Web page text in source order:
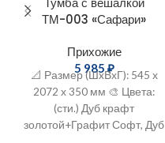
ТМ-003 «Сафари»
Прихожие
5 985₽
📐 Размер (ШxВхГ): 545 х
2072 х 350 мм 🎨 Цвета:
(сти.) Дуб крафт
золотой+Графит Софт, Дуб